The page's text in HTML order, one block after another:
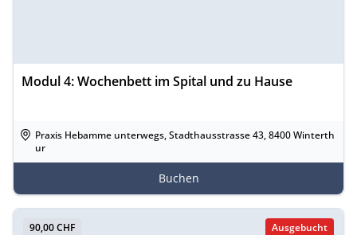
Modul 4: Wochenbett im Spital und zu Hause
Praxis Hebamme unterwegs, Stadthausstrasse 43, 8400 Winterth
ur
Buchen
90,00 CHF Ausgebucht